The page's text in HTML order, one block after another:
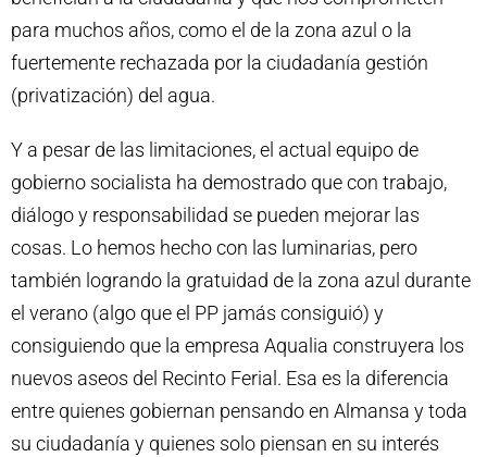
para muchos años, como el de la zona azul o la
fuertemente rechazada por la ciudadanía gestión
(privatización) del agua.
Y a pesar de las limitaciones, el actual equipo de
gobierno socialista ha demostrado que con trabajo,
diálogo y responsabilidad se pueden mejorar las
cosas. Lo hemos hecho con las luminarias, pero
también logrando la gratuidad de la zona azul durante
el verano (algo que el PP jamás consiguió) y
consiguiendo que la empresa Aqualia construyera los
nuevos aseos del Recinto Ferial. Esa es la diferencia
entre quienes gobiernan pensando en Almansa y toda
su ciudadanía y quienes solo piensan en su interés